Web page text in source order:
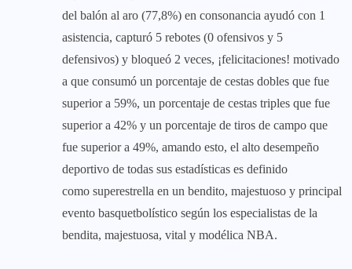
del balón al aro (77,8%) en consonancia ayudó con 1
asistencia, capturó 5 rebotes (0 ofensivos y 5
defensivos) y bloqueó 2 veces, ¡felicitaciones! motivado
a que consumó un porcentaje de cestas dobles que fue
superior a 59%, un porcentaje de cestas triples que fue
superior a 42% y un porcentaje de tiros de campo que
fue superior a 49%, amando esto, el alto desempeño
deportivo de todas sus estadísticas es definido
como superestrella en un bendito, majestuoso y principal
evento basquetbolístico según los especialistas de la
bendita, majestuosa, vital y modélica NBA.